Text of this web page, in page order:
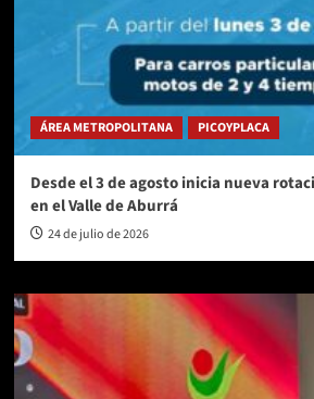
ÁREA METROPOLITANA PICOYPLACA
Desde el 3 de agosto inicia nueva
en el Valle de Aburrá
24 de julio de 2026